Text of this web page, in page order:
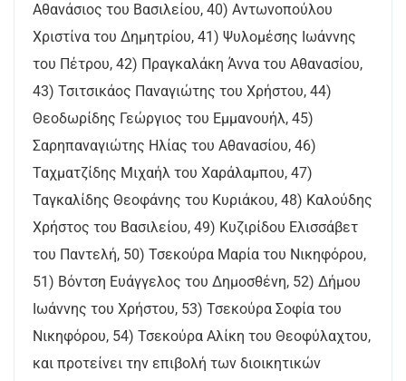
Αθανάσιος του Βασιλείου, 40) Αντωνοπούλου
Χριστίνα του Δημητρίου, 41) Ψυλομέσης Ιωάννης
του Πέτρου, 42) Πραγκαλάκη Άννα του Αθανασίου,
43) Τσιτσικάος Παναγιώτης του Χρήστου, 44)
Θεοδωρίδης Γεώργιος του Εμμανουήλ, 45)
Σαρηπαναγιώτης Ηλίας του Αθανασίου, 46)
Ταχματζίδης Μιχαήλ του Χαράλαμπου, 47)
Ταγκαλίδης Θεοφάνης του Κυριάκου, 48) Καλούδης
Χρήστος του Βασιλείου, 49) Κυζιρίδου Ελισσάβετ
του Παντελή, 50) Τσεκούρα Μαρία του Νικηφόρου,
51) Βόντση Ευάγγελος του Δημοσθένη, 52) Δήμου
Ιωάννης του Χρήστου, 53) Τσεκούρα Σοφία του
Νικηφόρου, 54) Τσεκούρα Αλίκη του Θεοφύλαχτου,
και προτείνει την επιβολή των διοικητικών